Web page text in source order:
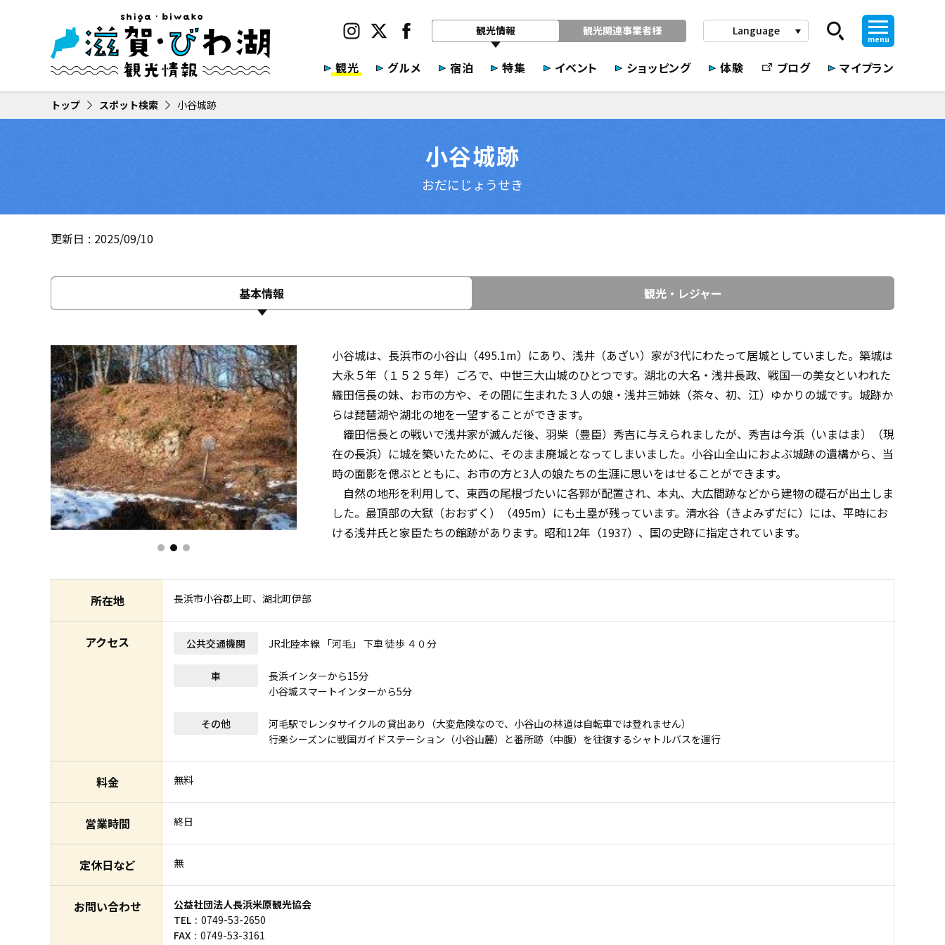
観光情報 観光関連事業者様 Language play_arrow
menu
観光 グルメ 宿泊 特集 イベント ショッピング 体験 ブログ マイプラン
トップ スポット検索 小谷城跡
小谷城跡
おだにじょうせき
更新日 2025/09/10
基本情報 観光・レジャー
小谷城は、長浜市の小谷山（495.1m）にあり、浅井（あざい）家が3代にわたって居城としていました。築城は
大永５年（１５２５年）ごろで、中世三大山城のひとつです。湖北の大名・浅井長政、戦国一の美女といわれた
織田信長の妹、お市の方や、その間に生まれた３人の娘・浅井三姉妹（茶々、初、江）ゆかりの城です。城跡か
らは琵琶湖や湖北の地を一望することができます。
織田信長との戦いで浅井家が滅んだ後、羽柴（豊臣）秀吉に与えられましたが、秀吉は今浜（いまはま）（現
在の長浜）に城を築いたために、そのまま廃城となってしまいました。小谷山全山におよぶ城跡の遺構から、当
時の面影を偲ぶとともに、お市の方と3人の娘たちの生涯に思いをはせることができます。
自然の地形を利用して、東西の尾根づたいに各郭が配置され、本丸、大広間跡などから建物の礎石が出土しま
した。最頂部の大獄（おおずく）（495m）にも土塁が残っています。清水谷（きよみずだに）には、平時にお
ける浅井氏と家臣たちの館跡があります。昭和12年（1937）、国の史跡に指定されています。
所在地 長浜市小谷郡上町、湖北町伊部
アクセス 公共交通機関 JR北陸本線 「河毛」 下車 徒歩 ４０分
車
長浜インターから15分
小谷城スマートインターから5分
その他
河毛駅でレンタサイクルの貸出あり（大変危険なので、小谷山の林道は自転車では登れません）
行楽シーズンに戦国ガイドステーション（小谷山麓）と番所跡（中腹）を往復するシャトルバスを運行
料金 無料
営業時間 終日
定休日など 無
お問い合わせ
公益社団法人長浜米原観光協会
TEL
0749-53-2650
FAX
0749-53-3161